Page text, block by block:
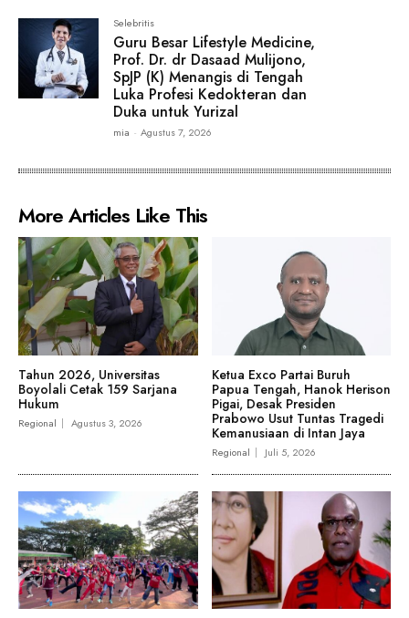
Selebritis
Guru Besar Lifestyle Medicine,
Prof. Dr. dr Dasaad Mulijono,
SpJP (K) Menangis di Tengah
Luka Profesi Kedokteran dan
Duka untuk Yurizal
mia - Agustus 7, 2026
More Articles Like This
Tahun 2026, Universitas
Boyolali Cetak 159 Sarjana
Hukum
Regional Agustus 3, 2026
Ketua Exco Partai Buruh
Papua Tengah, Hanok Herison
Pigai, Desak Presiden
Prabowo Usut Tuntas Tragedi
Kemanusiaan di Intan Jaya
Regional Juli 5, 2026